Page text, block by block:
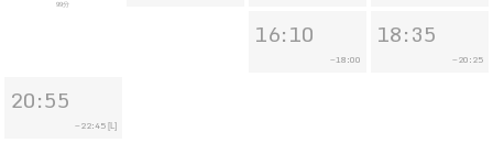
99分
16:10
~18:00
18:35
~ 20:25
20:55
~ 22:45 [L]